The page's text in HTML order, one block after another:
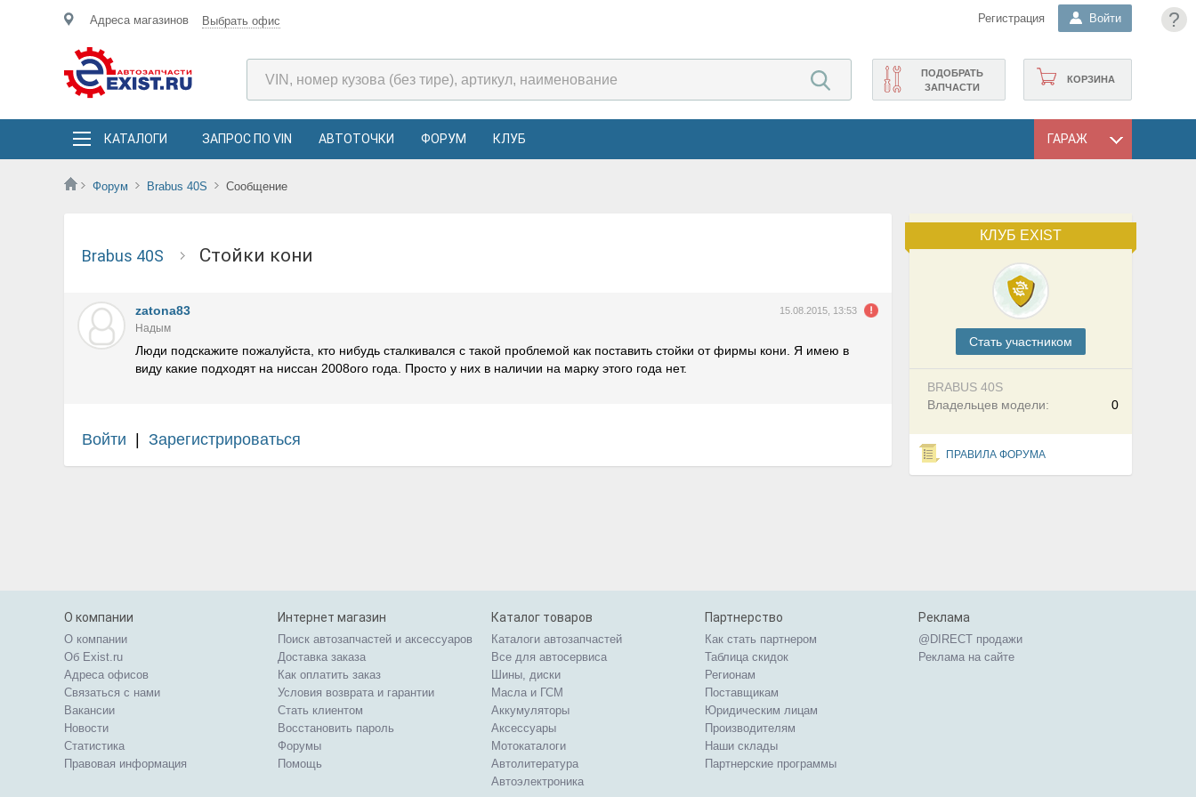
?
Адреса магазинов Выбрать офис Регистрация Войти
КОРЗИНА
ПОДОБРАТЬ
ЗАПЧАСТИ
КАТАЛОГИ ЗАПРОС ПО VIN АВТОТОЧКИ ФОРУМ КЛУБ ГАРАЖ
Форум Brabus 40S Сообщение
КЛУБ EXIST
Cтать участником
BRABUS 40S
0
Владельцев модели:
ПРАВИЛА ФОРУМА
Brabus 40S стойки кони
zatona83 15.08.2015, 13:53
Надым
Люди подскажите пожалуйста, кто нибудь сталкивался с такой проблемой как поставить стойки от фирмы кони. Я имею в
виду какие подходят на ниссан 2008ого года. Просто у них в наличии на марку этого года нет.
Войти Зарегистрироваться
О компании
О компании
Об Exist.ru
Адреса офисов
Связаться с нами
Вакансии
Новости
Статистика
Правовая информация
Интернет магазин
Поиск автозапчастей и аксессуаров
Доставка заказа
Как оплатить заказ
Условия возврата и гарантии
Стать клиентом
Восстановить пароль
Форумы
Помощь
Каталог товаров
Каталоги автозапчастей
Все для автосервиса
Шины, диски
Масла и ГСМ
Аккумуляторы
Аксессуары
Мотокаталоги
Автолитература
Автоэлектроника
Партнерство
Как стать партнером
Таблица скидок
Регионам
Поставщикам
Юридическим лицам
Производителям
Наши склады
Партнерские программы
Реклама
@DIRECT продажи
Реклама на сайте